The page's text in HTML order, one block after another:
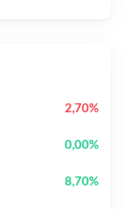
2,70%
0,00%
8,70%